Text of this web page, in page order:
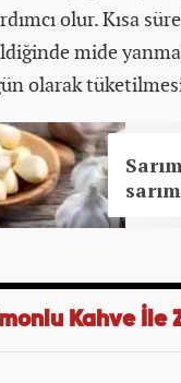
olur. Kısa
mide
olarak
Kahve İle